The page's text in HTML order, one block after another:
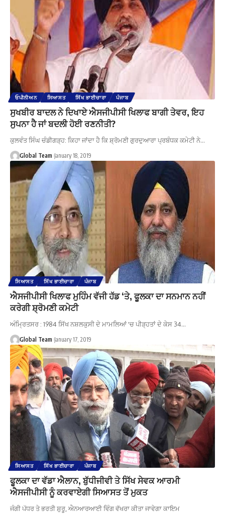
ਓਪੀਨੀਅਨ ਸਿਆਸਤ ਸਿੱਖ ਭਾਈਚਾਰਾ ਪੰਜਾਬ
ਸੁਖਬੀਰ ਬਾਦਲ ਨੇ ਦਿਖਾਏ ਐਸਜੀਪੀਸੀ ਖਿਲਾਫ ਬਾਗੀ ਤੇਵਰ, ਇਹ
ਸੁਪਨਾ ਹੈ ਜਾਂ ਬਦਲੀ ਹੋਈ ਰਣਨੀਤੀ?
ਕੁਲਵੰਤ ਸਿੰਘ ਚੰਡੀਗੜ੍ਹ: ਕਿਹਾ ਜਾਂਦਾ ਹੈ ਕਿ ਸ਼੍ਰੋਮਣੀ ਗੁਰਦੁਆਰਾ ਪ੍ਰਬੰਧਕ ਕਮੇਟੀ ਨੇ…
Global Team January 18, 2019
ਸਿਆਸਤ ਸਿੱਖ ਭਾਈਚਾਰਾ ਪੰਜਾਬ
ਐਸਜੀਪੀਸੀ ਖਿਲਾਫ ਮੁਹਿੰਮ ਵੱਜੀ ਹੱਡ ‘ਤੇ, ਫੂਲਕਾ ਦਾ ਸਨਮਾਨ ਨਹੀਂ
ਕਰੇਗੀ ਸ਼੍ਰੋਮਣੀ ਕਮੇਟੀ
ਅੰਮ੍ਰਿਤਸਰ : 1984 ਸਿੱਖ ਨਸ਼ਲਕੁਸੀ ਦੇ ਮਾਮਲਿਆਂ 'ਚ ਪੀੜ੍ਹਤਾਂ ਦੇ ਕੇਸ 34…
Global Team January 17, 2019
ਸਿਆਸਤ ਸਿੱਖ ਭਾਈਚਾਰਾ ਪੰਜਾਬ
ਫੂਲਕਾ ਦਾ ਵੱਡਾ ਐਲਾਨ, ਬੁੱਧੀਜੀਵੀ ਤੇ ਸਿੱਖ ਸੇਵਕ ਆਰਮੀ
ਐਸਜੀਪੀਸੀ ਨੂੰ ਕਰਵਾਏਗੀ ਸਿਆਸਤ ਤੋਂ ਮੁਕਤ
ਜੰਗੀ ਪੱਧਰ ਤੇ ਭਰਤੀ ਸ਼ੁਰੂ, ਐਨਆਰਆਈ ਵਿੰਗ ਵੱਖਰਾ ਕੀਤਾ ਜਾਵੇਗਾ ਕਾਇਮ